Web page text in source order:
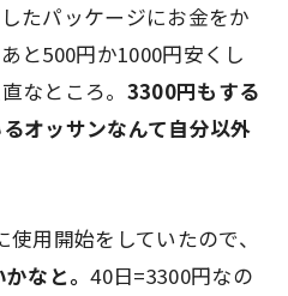
たパッケージにお金をか
と500円か1000円安くし
なところ。 3300円もする
オッサンなんて自分以外
用開始をしていたので、
かなと。40日=3300円なの